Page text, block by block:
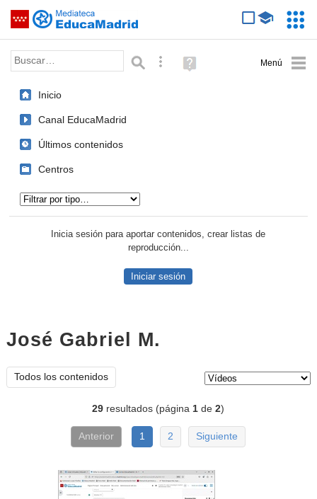
Saltar navegación
Palabra o frase: Búsqueda avanzada
Ayuda
(en
Inicio
Canal EducaMadrid
Últimos contenidos
Centros
Inicia sesión para aportar contenidos, crear listas de
reproducción...
Iniciar sesión
José Gabriel M.
Todos los contenidos
29 resultados (página1 de2)
Anterior 1 2 Siguiente